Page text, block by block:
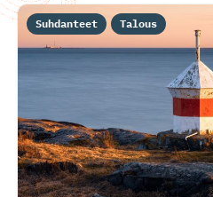
Suhdanteet Talous